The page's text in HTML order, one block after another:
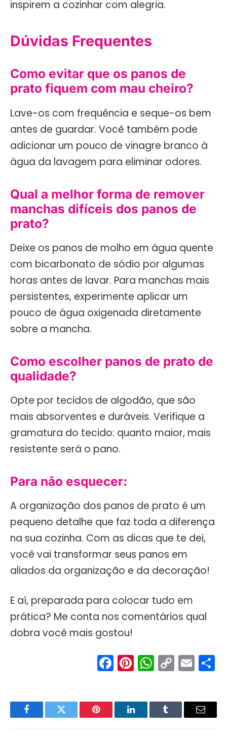
inspirem a cozinhar com alegria.
Dúvidas Frequentes
Como evitar que os panos de
prato fiquem com mau cheiro?
Lave-os com frequência e seque-os bem
antes de guardar. Você também pode
adicionar um pouco de vinagre branco à
água da lavagem para eliminar odores.
Qual a melhor forma de remover
manchas difíceis dos panos de
prato?
Deixe os panos de molho em água quente
com bicarbonato de sódio por algumas
horas antes de lavar. Para manchas mais
persistentes, experimente aplicar um
pouco de água oxigenada diretamente
sobre a mancha.
Como escolher panos de prato de
qualidade?
Opte por tecidos de algodão, que são
mais absorventes e duráveis. Verifique a
gramatura do tecido: quanto maior, mais
resistente será o pano.
Para não esquecer:
A organização dos panos de prato é um
pequeno detalhe que faz toda a diferença
na sua cozinha. Com as dicas que te dei,
você vai transformar seus panos em
aliados da organização e da decoração!
E aí, preparada para colocar tudo em
prática? Me conta nos comentários qual
dobra você mais gostou!
Facebook
Pinterest
Copy
Link
FacebookTwitter Pinterest LinkedInTumblr Email